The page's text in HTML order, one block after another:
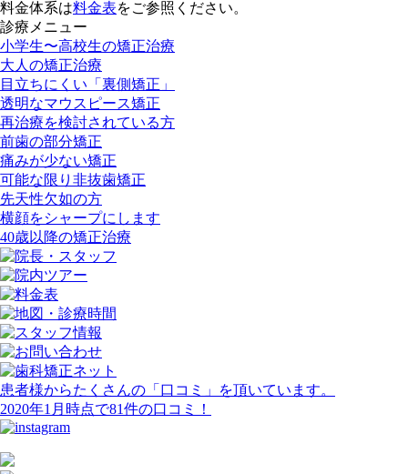
料金体系は料金表をご参照ください。
診療メニュー
小学生〜高校生の矯正治療
大人の矯正治療
目立ちにくい「裏側矯正」
透明なマウスピース矯正
再治療を検討されている方
前歯の部分矯正
痛みが少ない矯正
可能な限り非抜歯矯正
先天性欠如の方
横顔をシャープにします
40歳以降の矯正治療
患者様からたくさんの「 口コミ 」を頂いています。
2020年1月時点で81件の口コミ！